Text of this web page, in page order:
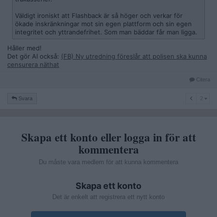
Väldigt ironiskt att Flashback är så höger och verkar för
ökade inskränkningar mot sin egen plattform och sin egen
integritet och yttrandefrihet. Som man bäddar får man ligga.
Håller med!
Det gör AI också: (FB) Ny utredning föreslår att polisen ska kunna
censurera näthat
Citera
Svara
Skapa ett konto eller logga in för att
kommentera
Du måste vara medlem för att kunna kommentera
Skapa ett konto
Det är enkelt att registrera ett nytt konto